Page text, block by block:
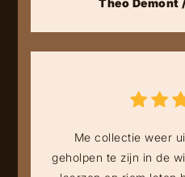
Theo
Me collectie weer
geholpen te zijn in de